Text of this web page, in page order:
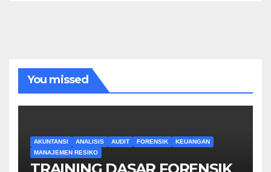
You missed
AKUNTANSI ANALISIS AUDIT FORENSIK
KEUANGAN
MANAJEMEN RESIKO